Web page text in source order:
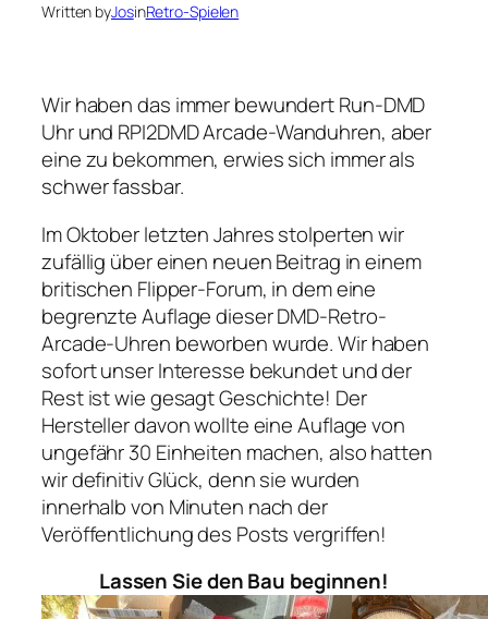
Written byJosinRetro-Spielen
Wir haben das immer bewundertRun-DMD
Uhr und RPI2DMDArcade-Wanduhren, aber
eine zu bekommen, erwies sich immer als
schwer fassbar.
Im Oktober letzten Jahres stolperten wir
zufällig über einen neuen Beitrag in einem
britischen Flipper-Forum, in dem eine
begrenzte Auflage dieser DMD-Retro-
Arcade-Uhren beworben wurde. Wir haben
sofort unser Interesse bekundet und der
Rest ist wie gesagt Geschichte! Der
Hersteller davon wollte eine Auflage von
ungefähr 30 Einheiten machen, also hatten
wir definitiv Glück, denn sie wurden
innerhalb von Minuten nach der
Veröffentlichung des Posts vergriffen!
Lassen Sie den Bau beginnen!